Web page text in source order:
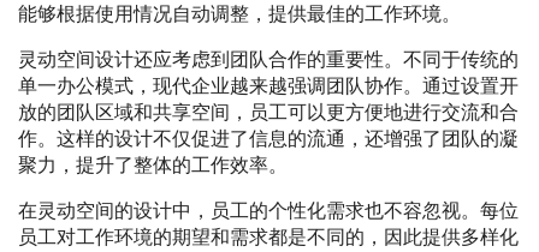
能够根据使用情况自动调整，提供最佳的工作环境。
灵动空间设计还应考虑到团队合作的重要性。不同于传统的
单一办公模式，现代企业越来越强调团队协作。通过设置开
放的团队区域和共享空间，员工可以更方便地进行交流和合
作。这样的设计不仅促进了信息的流通，还增强了团队的凝
聚力，提升了整体的工作效率。
在灵动空间的设计中，员工的个性化需求也不容忽视。每位
员工对工作环境的期望和需求都是不同的，因此提供多样化